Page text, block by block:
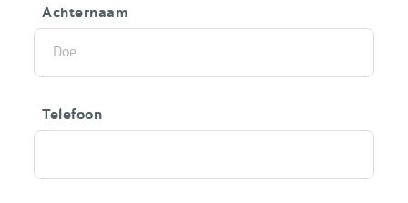
Achternaam
Telefoon